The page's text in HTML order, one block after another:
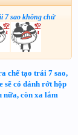
7 sao không chứ
chế tạo trái 7 sao,
sẽ có đánh rớt hộp
nữa, còn xa lắm